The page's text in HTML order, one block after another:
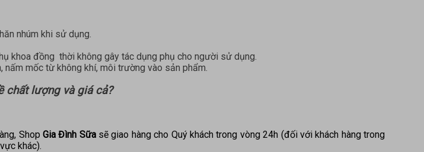
nhúm khi sử dụng.
khoa đồng thời không gây tác dụng phụ cho người sử dụng.
mốc từ không khí, môi trường vào sản phẩm.
chất lượng và giá cả?
Shop Gia Đình Sữasẽ giao hàng cho Quý khách trong vòng 24h (đối với khách hàng trong
khác).